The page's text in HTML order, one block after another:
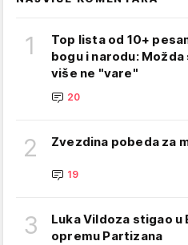
1
Top lista od 10+
bogu i narodu:
više ne "vare"
20
2 Zvezdina pobeda za
19
3
Luka Vildoza stigao
opremu Partizana